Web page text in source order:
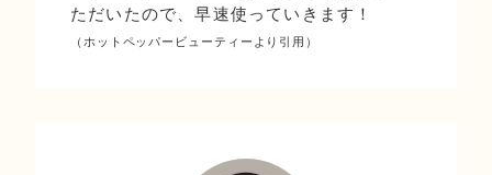
ただいたので、早速使っていきます！
（ホットペッパービューティーより引用）